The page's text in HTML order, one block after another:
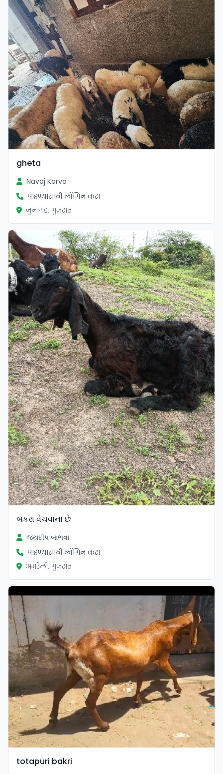
gheta
Navaj Karva
पाहण्यासाठी लॉगिन करा
जुनागड, गुजरात
બકરા વેચવાના છે
જયદીપ બાભવા
पाहण्यासाठी लॉगिन करा
अमरेली, गुजरात
totapuri bakri